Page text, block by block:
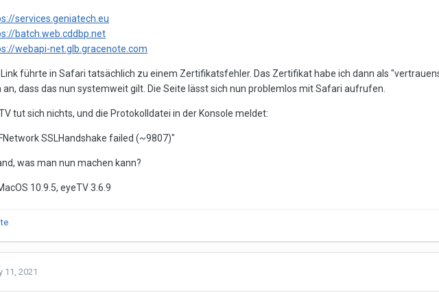
services.geniatech.eu
batch.web.cddbp.net
webapi-net.glb.gracenote.com
führte in Safari tatsächlich zu einem Zertifikatsfehler. Das Zertifikat habe ich dann als
an, dass das nun systemweit gilt. Die Seite lässt sich nun problemlos mit Safari aufrufen.
tut sich nichts, und die Protokolldatei in der Konsole meldet:
SSLHandshake failed (~9807)"
was man nun machen kann?
10.9.5, eyeTV 3.6.9
11, 2021